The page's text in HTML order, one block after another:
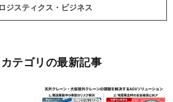
ジスティクス・ビジネス
カテゴリの最新記事